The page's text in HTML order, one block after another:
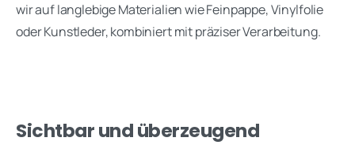
wir auf langlebige Materialien wie Feinpappe, Vinylfolie
oder Kunstleder, kombiniert mit präziser Verarbeitung.
Sichtbar und überzeugend